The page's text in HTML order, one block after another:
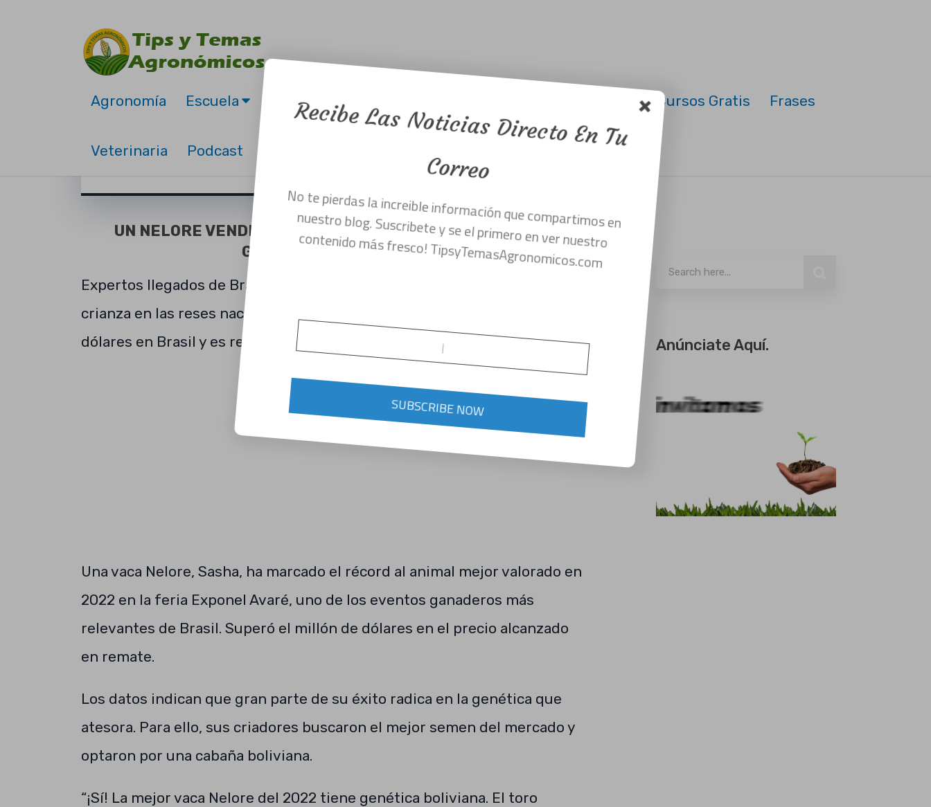
Agronomía Escuela Bolsa De Trabajo Cursos Gratis Frases
Veterinaria Podcast
Vaca Nelore vendido en 1 millon de dolares.
septiembre 21, 2022
UN NELORE VENDIDO EN BRASIL POR $US 1 MILLÓN TIENE
GENÉTICA BOLIVIANA
Expertos llegados de Brasil elogian el desarrollo genético y la calidad de
crianza en las reses nacionales. Una vaca fue vendida en un millón de
dólares en Brasil y es resultado del donador Indhu de Sausalito
Una vaca Nelore, Sasha, ha marcado el récord al animal mejor valorado en
2022 en la feria Exponel Avaré, uno de los eventos ganaderos más
relevantes de Brasil. Superó el millón de dólares en el precio alcanzado
en remate.
Los datos indican que gran parte de su éxito radica en la genética que
atesora. Para ello, sus criadores buscaron el mejor semen del mercado y
optaron por una cabaña boliviana.
“¡Sí! La mejor vaca Nelore del 2022 tiene genética boliviana. El toro
Anúnciate Aquí.
Recibe Las Noticias Directo En Tu
Correo
No te pierdas la increible información que compartimos en
nuestro blog. Suscribete y se el primero en ver nuestro
contenido más fresco! TipsyTemasAgronomicos.com
SUBSCRIBE NOW